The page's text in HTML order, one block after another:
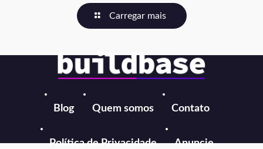
Carregar mais
Blog Quem somos Contato
Política de Privacidade Anuncie